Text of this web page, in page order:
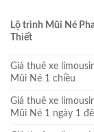
Lộ trình Mũi Né
Thiết
Giá thuê xe
Mũi Né 1 chiều
Giá thuê xe
Mũi Né 1 ngày 1